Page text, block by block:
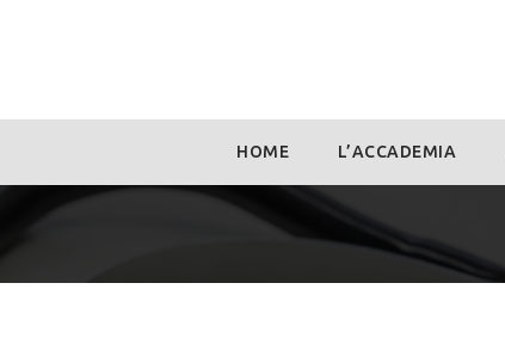
content
HOME L’ACCADEMIA